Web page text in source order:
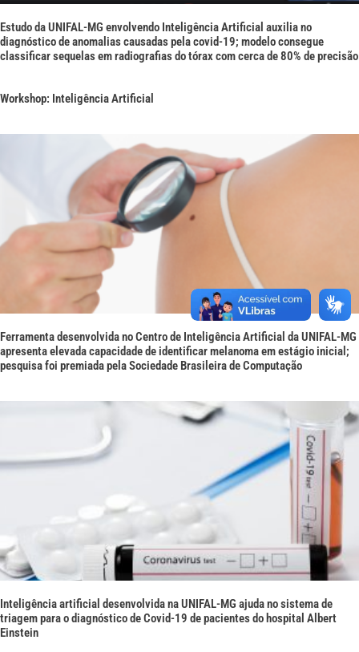
Estudo da UNIFAL-MG envolvendo Inteligência Artificial auxilia no
diagnóstico de anomalias causadas pela covid-19; modelo consegue
classificar sequelas em radiografias do tórax com cerca de 80% de precisão
Workshop: Inteligência Artificial
Ferramenta desenvolvida no Centro de Inteligência Artificial da UNIFAL-MG
apresenta elevada capacidade de identificar melanoma em estágio inicial;
pesquisa foi premiada pela Sociedade Brasileira de Computação
Inteligência artificial desenvolvida na UNIFAL-MG ajuda no sistema de
triagem para o diagnóstico de Covid-19 de pacientes do hospital Albert
Einstein